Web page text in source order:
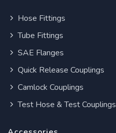
Hose Fittings
Tube Fittings
SAE Flanges
Quick Release Couplings
Camlock Couplings
Test Hose & Test Couplings